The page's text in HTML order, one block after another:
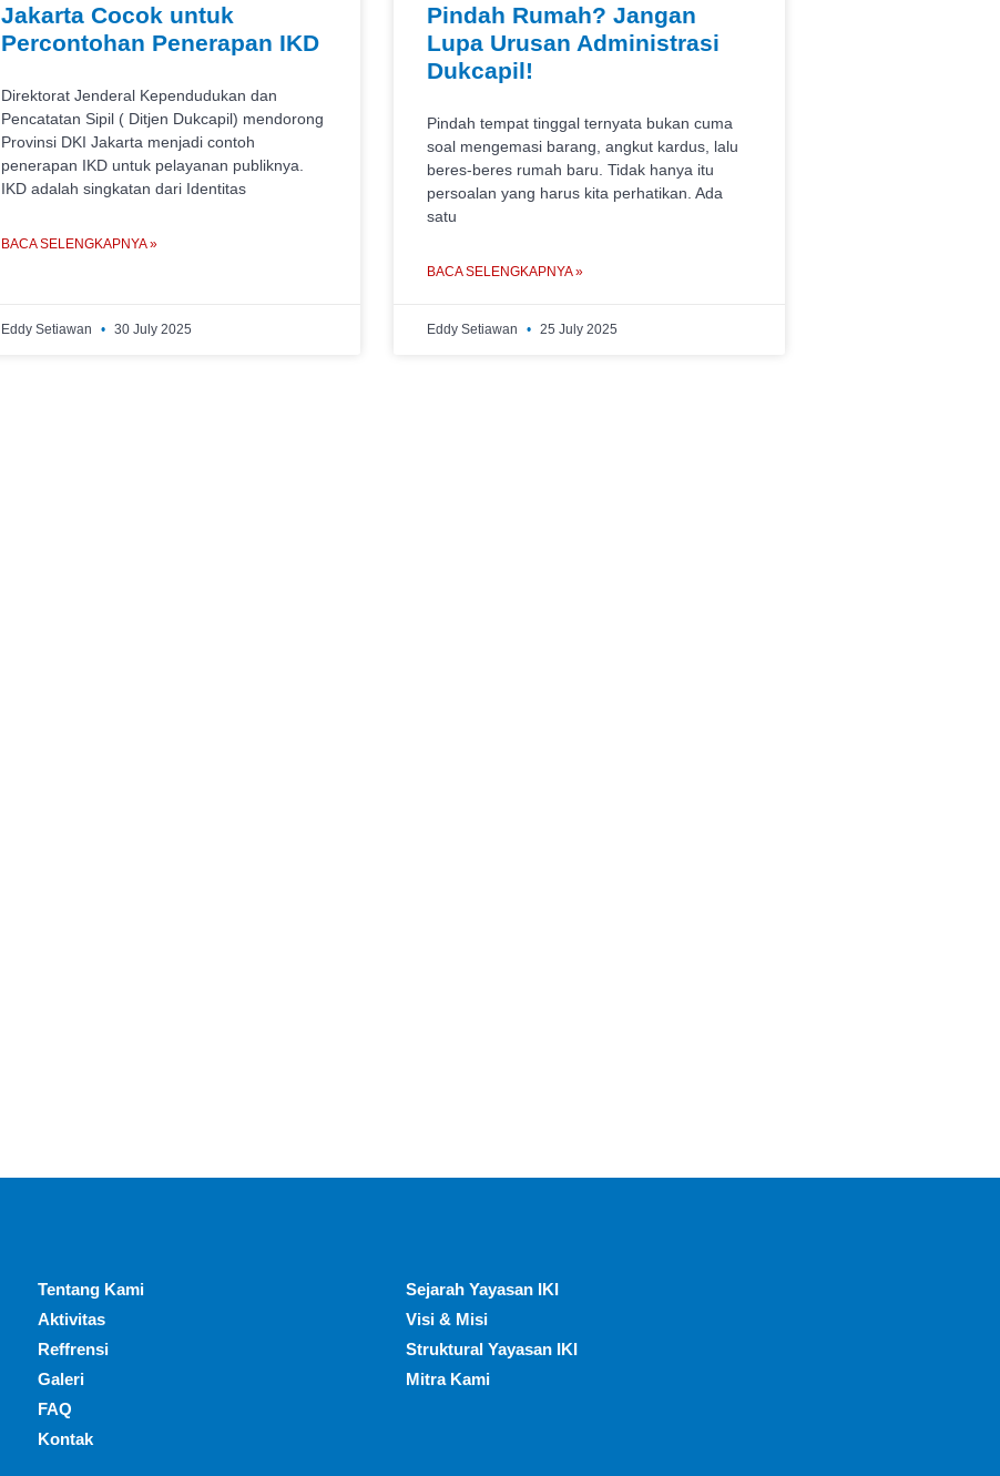
Jakarta Cocok untuk
Percontohan Penerapan IKD
Direktorat Jenderal Kependudukan dan
Pencatatan Sipil ( Ditjen Dukcapil) mendorong
Provinsi DKI Jakarta menjadi contoh
penerapan IKD untuk pelayanan publiknya.
IKD adalah singkatan dari Identitas
BACA SELENGKAPNYA »
Eddy Setiawan 30 July 2025
Pindah Rumah? Jangan
Lupa Urusan Administrasi
Dukcapil!
Pindah tempat tinggal ternyata bukan cuma
soal mengemasi barang, angkut kardus, lalu
beres-beres rumah baru. Tidak hanya itu
persoalan yang harus kita perhatikan. Ada
satu
BACA SELENGKAPNYA »
Eddy Setiawan 25 July 2025
Tentang Kami
Aktivitas
Reffrensi
Galeri
FAQ
Kontak
Sejarah Yayasan IKI
Visi & Misi
Struktural Yayasan IKI
Mitra Kami